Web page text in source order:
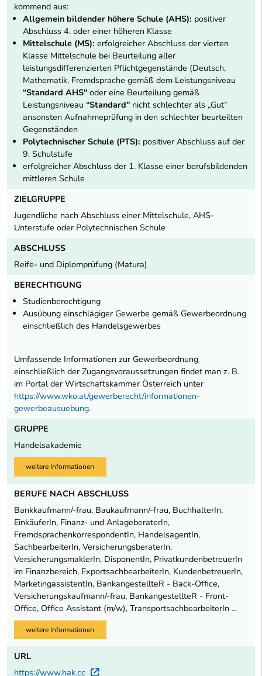
kommend aus:
Allgemein bildender höhere Schule (AHS): positiver
Abschluss 4. oder einer höheren Klasse
Mittelschule (MS): erfolgreicher Abschluss der vierten
Klasse Mittelschule bei Beurteilung aller
leistungsdifferenzierten Pflichtgegenstände (Deutsch,
Mathematik, Fremdsprache gemäß dem Leistungsniveau
“Standard AHS" oder eine Beurteilung gemäß
Leistungsniveau “Standard" nicht schlechter als „Gut“
ansonsten Aufnahmeprüfung in den schlechter beurteilten
Gegenständen
Polytechnischer Schule (PTS): positiver Abschluss auf der
9. Schulstufe
erfolgreicher Abschluss der 1. Klasse einer berufsbildenden
mittleren Schule
ZIELGRUPPE
Jugendliche nach Abschluss einer Mittelschule, AHS-
Unterstufe oder Polytechnischen Schule
ABSCHLUSS
Reife- und Diplomprüfung (Matura)
BERECHTIGUNG
Studienberechtigung
Ausübung einschlägiger Gewerbe gemäß Gewerbeordnung
einschließlich des Handelsgewerbes
Umfassende Informationen zur Gewerbeordnung
einschließlich der Zugangsvoraussetzungen findet man z. B.
im Portal der Wirtschaftskammer Österreich unter
https://www.wko.at/gewerberecht/informationen-
gewerbeausuebung.
GRUPPE
Handelsakademie
weitere Informationen
BERUFE NACH ABSCHLUSS
Bankkaufmann/-frau, Baukaufmann/-frau, BuchhalterIn,
EinkäuferIn, Finanz- und AnlageberaterIn,
FremdsprachenkorrespondentIn, HandelsagentIn,
SachbearbeiterIn, VersicherungsberaterIn,
VersicherungsmaklerIn, DisponentIn, PrivatkundenbetreuerIn
im Finanzbereich, ExportsachbearbeiterIn, KundenbetreuerIn,
MarketingassistentIn, BankangestellteR - Back-Office,
Versicherungskaufmann/-frau, BankangestellteR - Front-
Office, Office Assistant (m/w), TransportsachbearbeiterIn ...
weitere Informationen
URL
https://www.hak.cc
Externer Link